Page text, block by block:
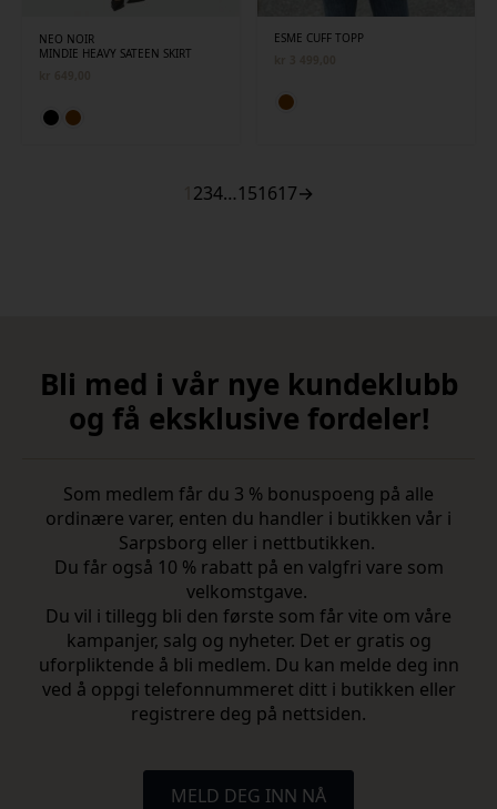
NEO NOIR
MINDIE HEAVY SATEEN SKIRT
ESME CUFF TOPP
234…151617→
Bli med i vår nye kundeklubb
og få eksklusive fordeler!
Som medlem får du 3 % bonuspoeng på alle
ordinære varer, enten du handler i butikken vår i
Sarpsborg eller i nettbutikken.
Du får også 10 % rabatt på en valgfri vare som
velkomstgave.
Du vil i tillegg bli den første som får vite om våre
kampanjer, salg og nyheter. Det er gratis og
uforpliktende å bli medlem. Du kan melde deg inn
ved å oppgi telefonnummeret ditt i butikken eller
registrere deg på nettsiden.
MELD DEG INN NÅ